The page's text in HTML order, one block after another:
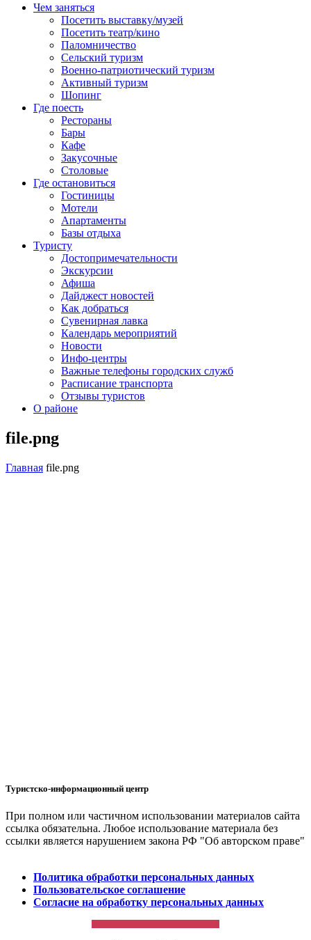
Чем заняться
Посетить выставку/музей
Посетить театр/кино
Паломничество
Сельский туризм
Военно-патриотический туризм
Активный туризм
Шопинг
Где поесть
Рестораны
Бары
Кафе
Закусочные
Столовые
Где остановиться
Гостиницы
Мотели
Апартаменты
Базы отдыха
Туристу
Достопримечательности
Экскурсии
Афиша
Дайджест новостей
Как добраться
Сувенирная лавка
Календарь мероприятий
Новости
Инфо-центры
Важные телефоны городских служб
Расписание транспорта
Отзывы туристов
О районе
file.png
Главная file.png
Туристско-информационный центр
При полном или частичном использовании материалов сайта
ссылка обязательна. Любое использование материала без
ссылки является нарушением закона РФ "Об авторском праве"
Политика обработки персональных данных
Пользовательское соглашение
Согласие на обработку персональных данных